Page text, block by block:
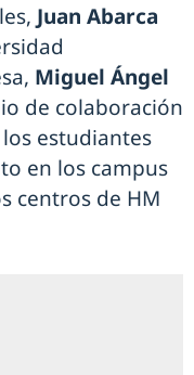
Juan Abarca
Miguel Ángel
de colaboración
estudiantes
en los campus
centros de HM